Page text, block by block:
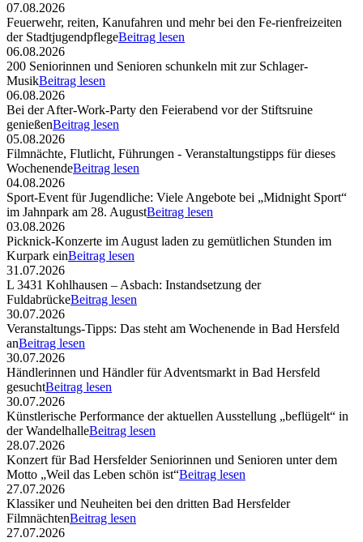
07.08.2026
Feuerwehr, reiten, Kanufahren und mehr bei den Fe-rienfreizeiten
der StadtjugendpflegeBeitrag lesen
06.08.2026
200 Seniorinnen und Senioren schunkeln mit zur Schlager-
MusikBeitrag lesen
06.08.2026
Bei der After-Work-Party den Feierabend vor der Stiftsruine
genießenBeitrag lesen
05.08.2026
Filmnächte, Flutlicht, Führungen - Veranstaltungstipps für dieses
WochenendeBeitrag lesen
04.08.2026
Sport-Event für Jugendliche: Viele Angebote bei „Midnight Sport“
im Jahnpark am 28. AugustBeitrag lesen
03.08.2026
Picknick-Konzerte im August laden zu gemütlichen Stunden im
Kurpark einBeitrag lesen
31.07.2026
L 3431 Kohlhausen – Asbach: Instandsetzung der
FuldabrückeBeitrag lesen
30.07.2026
Veranstaltungs-Tipps: Das steht am Wochenende in Bad Hersfeld
anBeitrag lesen
30.07.2026
Händlerinnen und Händler für Adventsmarkt in Bad Hersfeld
gesuchtBeitrag lesen
30.07.2026
Künstlerische Performance der aktuellen Ausstellung „beflügelt“ in
der WandelhalleBeitrag lesen
28.07.2026
Konzert für Bad Hersfelder Seniorinnen und Senioren unter dem
Motto „Weil das Leben schön ist“Beitrag lesen
27.07.2026
Klassiker und Neuheiten bei den dritten Bad Hersfelder
FilmnächtenBeitrag lesen
27.07.2026